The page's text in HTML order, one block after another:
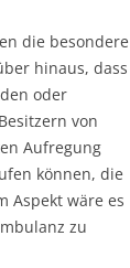
die besondere
hinaus, dass
oder
von
Aufregung
können, die
Aspekt wäre es
zu